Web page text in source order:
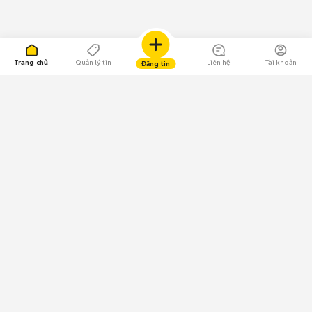
Trang chủ Quản lý tin Đăng tin Liên hệ Tài khoản